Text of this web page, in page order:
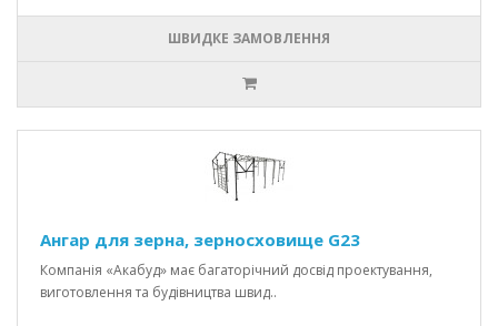
ШВИДКЕ ЗАМОВЛЕННЯ
Ангар для зерна, зерносховище G23
Компанія «Акабуд» має багаторічний досвід проектування,
виготовлення та будівництва швид..